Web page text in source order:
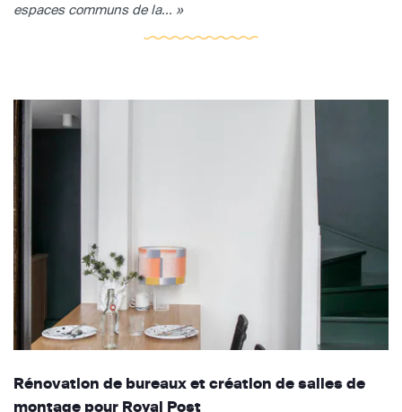
espaces communs de la... »
Rénovation de bureaux et création de salles de
montage pour Royal Post